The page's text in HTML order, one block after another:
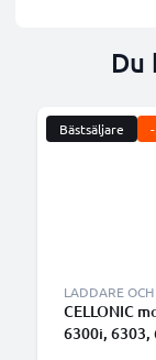
Du
Bästsäljare
LADDARE
CELLONIC
6300i, 6303,